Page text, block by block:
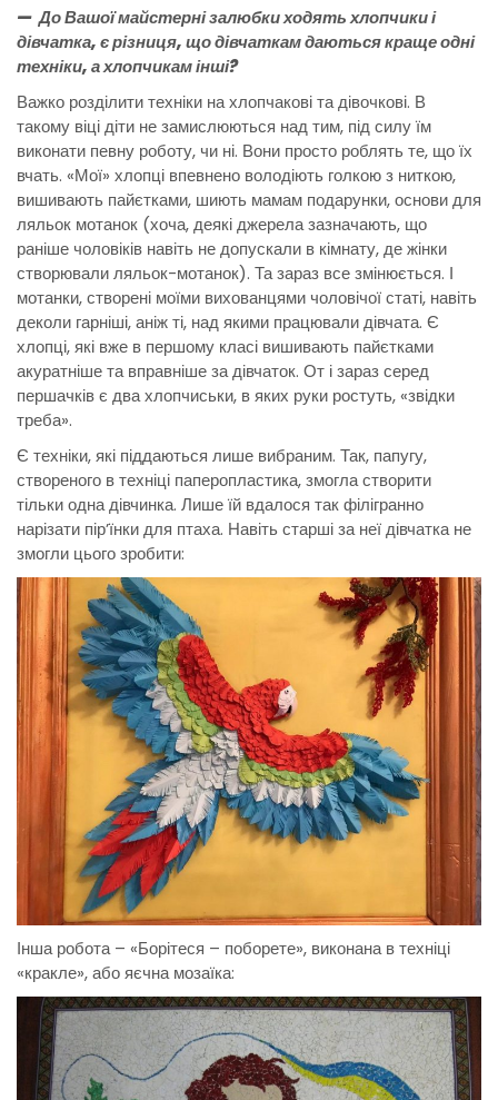
— До Вашої майстерні залюбки ходять хлопчики і
дівчатка, є різниця, що дівчаткам даються краще одні
техніки, а хлопчикам інші?
Важко розділити техніки на хлопчакові та дівочкові. В
такому віці діти не замислюються над тим, під силу їм
виконати певну роботу, чи ні. Вони просто роблять те, що їх
вчать. «Мої» хлопці впевнено володіють голкою з ниткою,
вишивають пайєтками, шиють мамам подарунки, основи для
ляльок мотанок (хоча, деякі джерела зазначають, що
раніше чоловіків навіть не допускали в кімнату, де жінки
створювали ляльок-мотанок). Та зараз все змінюється. І
мотанки, створені моїми вихованцями чоловічої статі, навіть
деколи гарніші, аніж ті, над якими працювали дівчата. Є
хлопці, які вже в першому класі вишивають пайєтками
акуратніше та вправніше за дівчаток. От і зараз серед
першачків є два хлопчиськи, в яких руки ростуть, «звідки
треба».
Є техніки, які піддаються лише вибраним. Так, папугу,
створеного в техніці паперопластика, змогла створити
тільки одна дівчинка. Лише їй вдалося так філігранно
нарізати пір’їнки для птаха. Навіть старші за неї дівчатка не
змогли цього зробити:
Інша робота – «Борітеся – поборете», виконана в техніці
«кракле», або яєчна мозаїка: